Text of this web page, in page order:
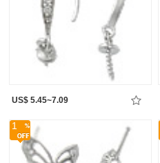
US$ 5.45~7.09
1